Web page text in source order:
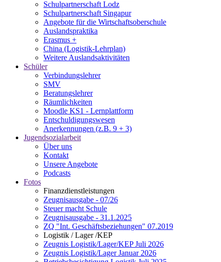
Schulpartnerschaft Lodz
Schulpartnerschaft Singapur
Angebote für die Wirtschaftsoberschule
Auslandspraktika
Erasmus +
China (Logistik-Lehrplan)
Weitere Auslandsaktivitäten
Schüler
Verbindungslehrer
SMV
Beratungslehrer
Räumlichkeiten
Moodle KS1 - Lernplattform
Entschuldigungswesen
Anerkennungen (z.B. 9 + 3)
Jugendsozialarbeit
Über uns
Kontakt
Unsere Angebote
Podcasts
Fotos
Finanzdienstleistungen
Zeugnisausgabe - 07/26
Steuer macht Schule
Zeugnisausgabe - 31.1.2025
ZQ "Int. Geschäftsbeziehungen" 07.2019
Logistik / Lager /KEP
Zeugnis Logistik/Lager/KEP Juli 2026
Zeugnis Logistik/Lager Januar 2026